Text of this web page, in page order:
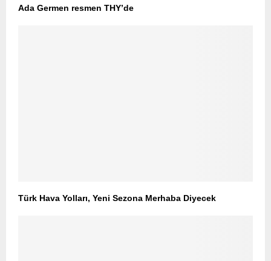
Ada Germen resmen THY’de
Türk Hava Yolları, Yeni Sezona Merhaba Diyecek